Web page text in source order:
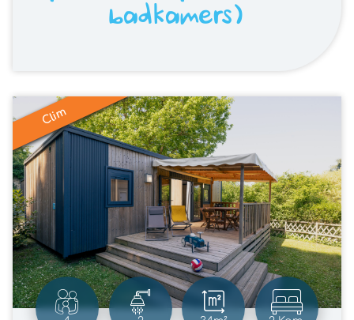
badkamers)
Clim